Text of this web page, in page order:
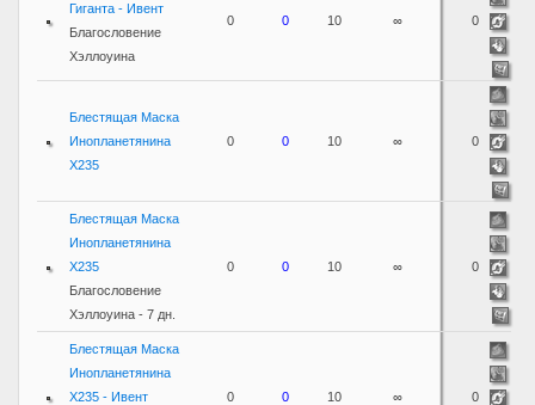
Гиганта - Ивент
Благословение
Хэллоуина
0 0 10 ∞ 0
Блестящая Маска
Инопланетянина
X235
0 0 10 ∞ 0
Блестящая Маска
Инопланетянина
X235
Благословение
Хэллоуина - 7 дн.
0 0 10 ∞ 0
Блестящая Маска
Инопланетянина
X235 - Ивент
0 0 10 ∞ 0